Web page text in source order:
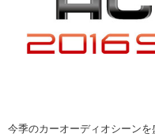
今季のカーオーディオシーン